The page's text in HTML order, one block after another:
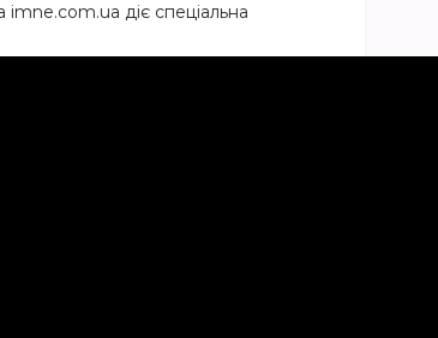
imne.com.ua діє спеціальна